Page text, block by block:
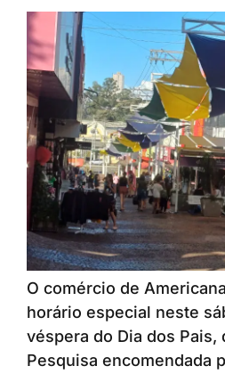
O comércio de
horário especial neste
véspera do Dia dos Pais,
Pesquisa encomendada
Anunciar ou